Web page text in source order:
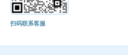
扫码联系客服